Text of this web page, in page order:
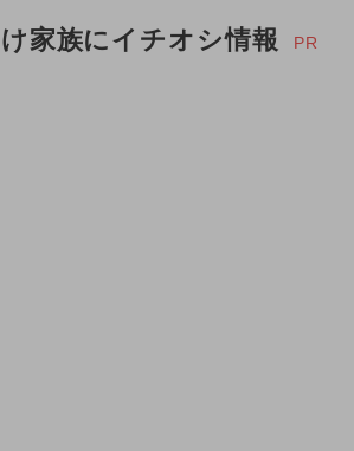
家族にイチオシ情報 PR